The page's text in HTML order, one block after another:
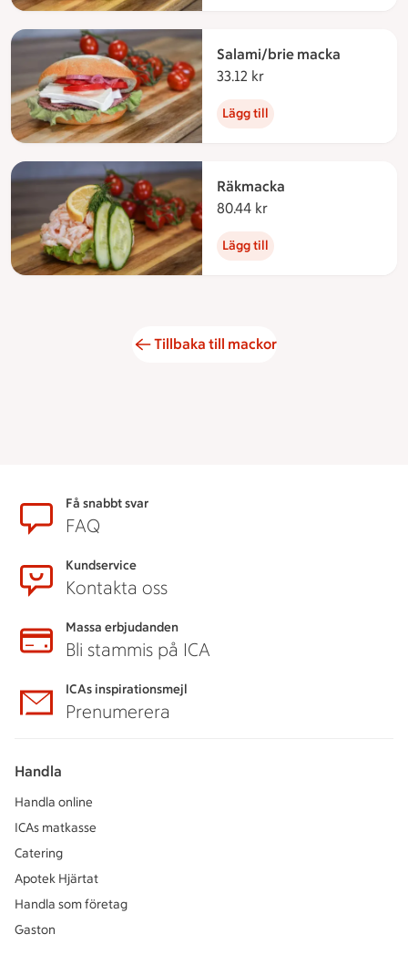
Salami/brie macka
33.12 kr
Lägg till
Räkmacka
80.44 kr
Lägg till
Tillbaka till mackor
SidfotFå snabbt svar
FAQ
Kundservice
Kontakta oss
Massa erbjudanden
Bli stammis på ICA
ICAs inspirationsmejl
Prenumerera
Handla
Handla online
ICAs matkasse
Catering
Apotek Hjärtat
Handla som företag
Gaston